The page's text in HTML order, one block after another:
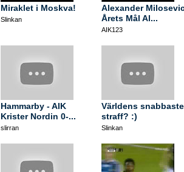
Miraklet i Moskva!
Slinkan
Alexander
Årets Mål Al...
AIK123
Hammarby - AIK
Krister Nordin 0-...
slirran
Världens snabbaste
straff? :)
Slinkan